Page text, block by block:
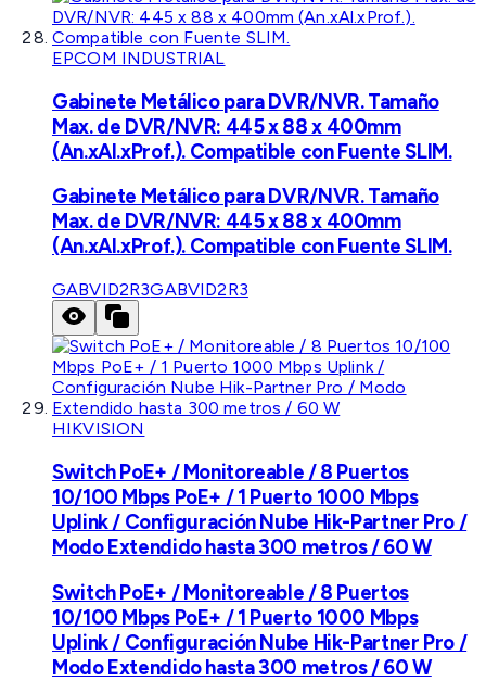
EPCOM INDUSTRIAL
Gabinete Metálico para DVR/NVR. Tamaño
Max. de DVR/NVR: 445 x 88 x 400mm
(An.xAl.xProf.). Compatible con Fuente SLIM.
Gabinete Metálico para DVR/NVR. Tamaño
Max. de DVR/NVR: 445 x 88 x 400mm
(An.xAl.xProf.). Compatible con Fuente SLIM.
GABVID2R3GABVID2R3
HIKVISION
Switch PoE+ / Monitoreable / 8 Puertos
10/100 Mbps PoE+ / 1 Puerto 1000 Mbps
Uplink / Configuración Nube Hik-Partner Pro /
Modo Extendido hasta 300 metros / 60 W
Switch PoE+ / Monitoreable / 8 Puertos
10/100 Mbps PoE+ / 1 Puerto 1000 Mbps
Uplink / Configuración Nube Hik-Partner Pro /
Modo Extendido hasta 300 metros / 60 W